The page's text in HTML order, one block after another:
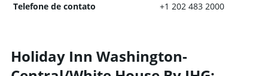
Telefone de contato
+1 202 483 2000
Holiday Inn Washington-